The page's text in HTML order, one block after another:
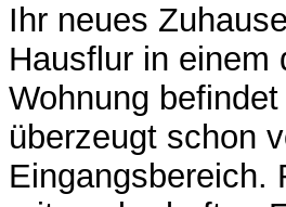
Ihr neues
Hausflur in einem
Wohnung
überzeugt schon
Eingangsbereich.